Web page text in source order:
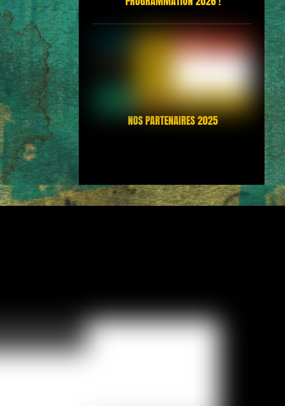
NOS PARTENAIRES 2025